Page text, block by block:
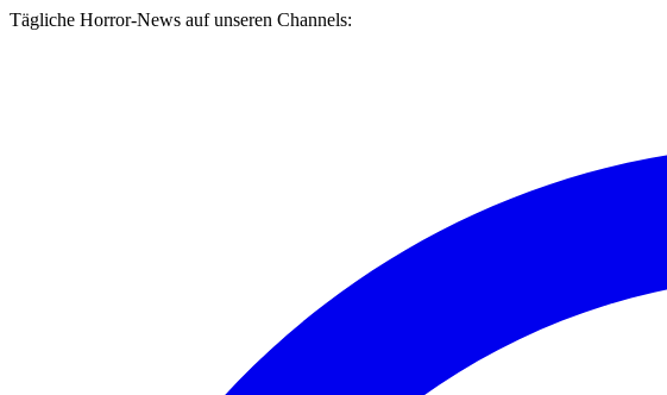
Tägliche Horror-News auf unseren Channels: